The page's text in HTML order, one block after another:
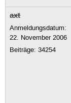
axt
Anmeldungsdatum:
22. November 2006
Beiträge:34254